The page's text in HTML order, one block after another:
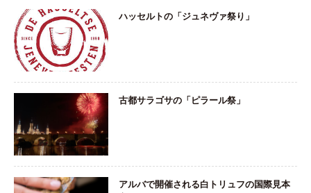
ハッセルトの「ジュネヴァ祭り」
古都サラゴサの「ピラール祭」
アルバで開催される白トリュフの国際見本